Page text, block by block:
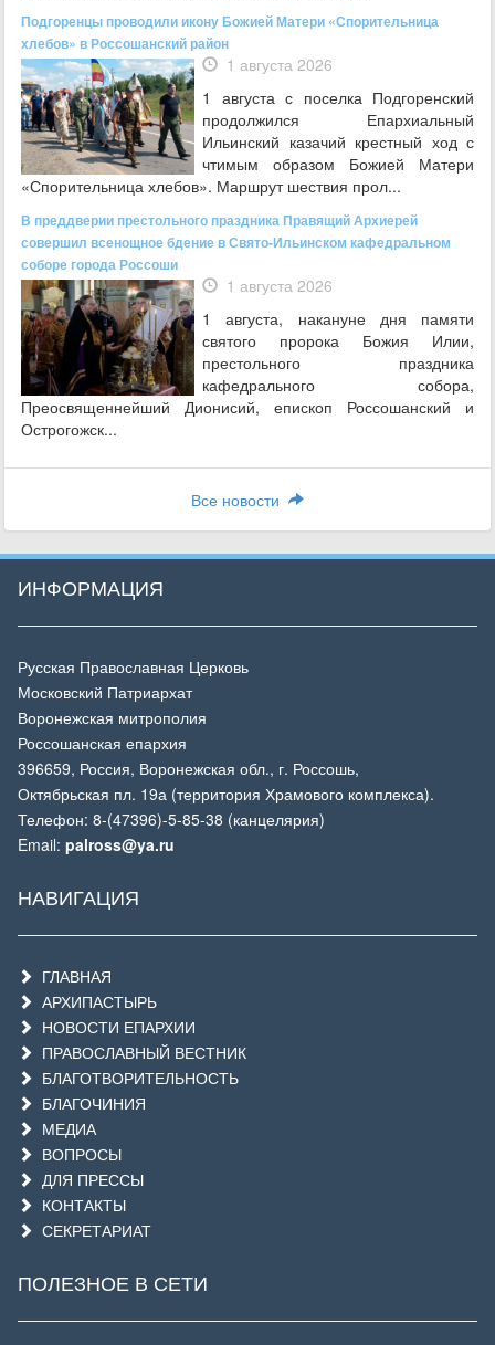
Подгоренцы проводили икону Божией Матери «Спорительница
хлебов» в Россошанский район
1 августа 2026
1 августа с поселка Подгоренский
продолжился Епархиальный
Ильинский казачий крестный ход с
чтимым образом Божией Матери
«Спорительница хлебов». Маршрут шествия прол...
В преддверии престольного праздника Правящий Архиерей
совершил всенощное бдение в Свято-Ильинском кафедральном
соборе города Россоши
1 августа 2026
1 августа, накануне дня памяти
святого пророка Божия Илии,
престольного праздника
кафедрального собора,
Преосвященнейший Дионисий, епископ Россошанский и
Острогожск...
Все новости
ИНФОРМАЦИЯ
Русская Православная Церковь
Московский Патриархат
Воронежская митрополия
Россошанская епархия
396659, Россия, Воронежская обл., г. Россошь,
Октябрьская пл. 19а (территория Храмового комплекса).
Телефон: 8-(47396)-5-85-38 (канцелярия)
Email: palross@ya.ru
НАВИГАЦИЯ
ГЛАВНАЯ
АРХИПАСТЫРЬ
НОВОСТИ ЕПАРХИИ
ПРАВОСЛАВНЫЙ ВЕСТНИК
БЛАГОТВОРИТЕЛЬНОСТЬ
БЛАГОЧИНИЯ
МЕДИА
ВОПРОСЫ
ДЛЯ ПРЕССЫ
КОНТАКТЫ
СЕКРЕТАРИАТ
ПОЛЕЗНОЕ В СЕТИ